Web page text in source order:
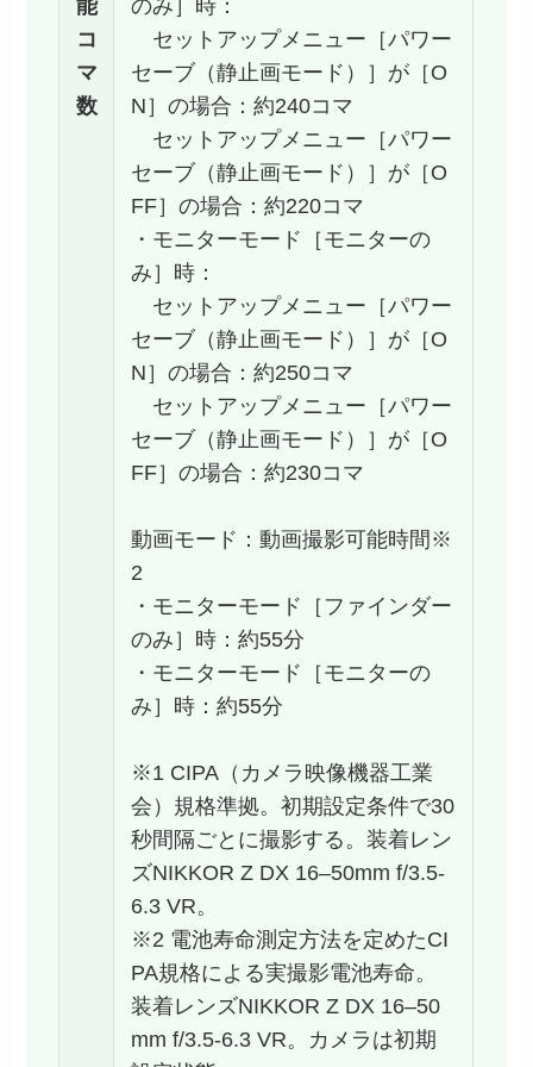
能
コ
マ
数
のみ］時：
セットアップメニュー［パワー
セーブ（静止画モード）］が［O
N］の場合：約240コマ
セットアップメニュー［パワー
セーブ（静止画モード）］が［O
FF］の場合：約220コマ
・モニターモード［モニターの
み］時：
セットアップメニュー［パワー
セーブ（静止画モード）］が［O
N］の場合：約250コマ
セットアップメニュー［パワー
セーブ（静止画モード）］が［O
FF］の場合：約230コマ
動画モード：動画撮影可能時間※
2
・モニターモード［ファインダー
のみ］時：約55分
・モニターモード［モニターの
み］時：約55分
※1 CIPA（カメラ映像機器工業
会）規格準拠。初期設定条件で30
秒間隔ごとに撮影する。装着レン
ズNIKKOR Z DX 16–50mm f/3.5-
6.3 VR。
※2 電池寿命測定方法を定めたCI
PA規格による実撮影電池寿命。
装着レンズNIKKOR Z DX 16–50
mm f/3.5-6.3 VR。カメラは初期